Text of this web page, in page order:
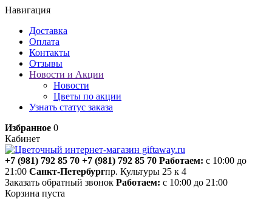
Навигация
Доставка
Оплата
Контакты
Отзывы
Новости и Акции
Новости
Цветы по акции
Узнать статус заказа
Избранное 0
Кабинет
+7 (981) 792 85 70 +7 (981) 792 85 70 Работаем: с 10:00 до
21:00 Санкт-Петербургпр. Культуры 25 к 4
Заказать обратный звонок Работаем: с 10:00 до 21:00
Корзина пуста